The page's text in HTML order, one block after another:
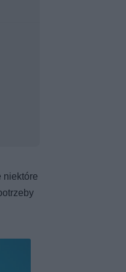
niektóre